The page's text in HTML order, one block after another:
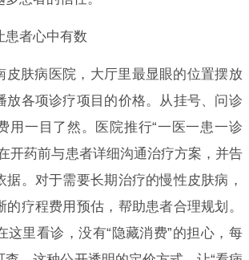
患者心中有数
皮肤病医院，大厅里最显眼的位置摆放
放各项诊疗项目的价格。从挂号、问诊
用一目了然。医院推行“一医一患一诊
开药前与患者详细沟通治疗方案，并告
据。对于需要长期治疗的慢性皮肤病，
的疗程费用预估，帮助患者合理规划。
这里看诊，没有“隐藏消费”的担心，每